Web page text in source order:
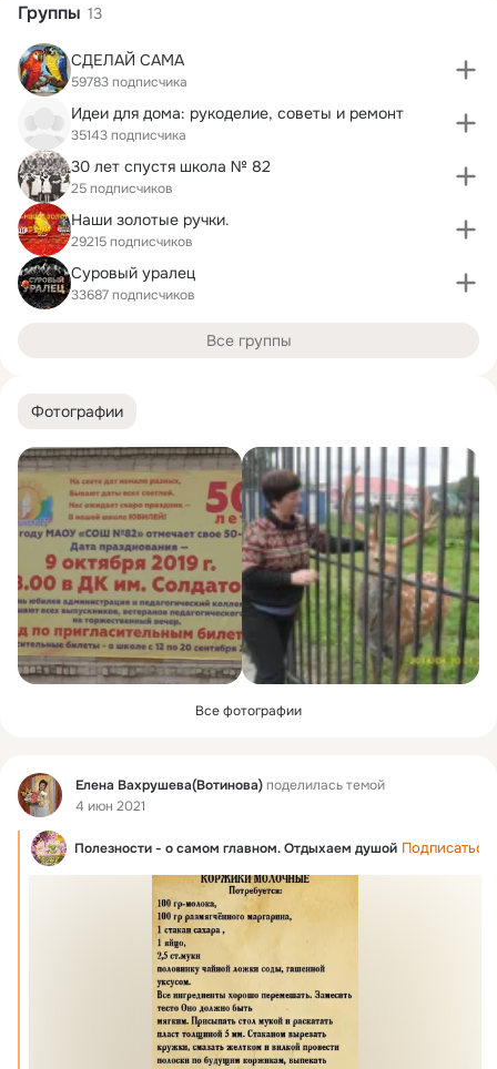
Фотографии
Все фотографии
Фид Елена Вахрушева(Вотинова)поделилась темой
4 июн 2021
Полезности - о самом главном. Отдыхаем душой Подписаться
Группы 13
СДЕЛАЙ САМА
59783 подписчика
Идеи для дома: рукоделие, советы и ремонт
35143 подписчика
30 лет спустя школа № 82
25 подписчиков
Наши золотые ручки.
29215 подписчиков
Суровый уралец
33687 подписчиков
Все группы